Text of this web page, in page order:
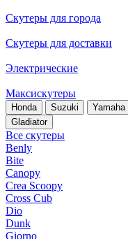
Скутеры для города
Скутеры для доставки
Электрические
Максискутеры
Honda Suzuki Yamaha
Gladiator
Все скутеры
Benly
Bite
Canopy
Crea Scoopy
Cross Cub
Dio
Dunk
Giorno